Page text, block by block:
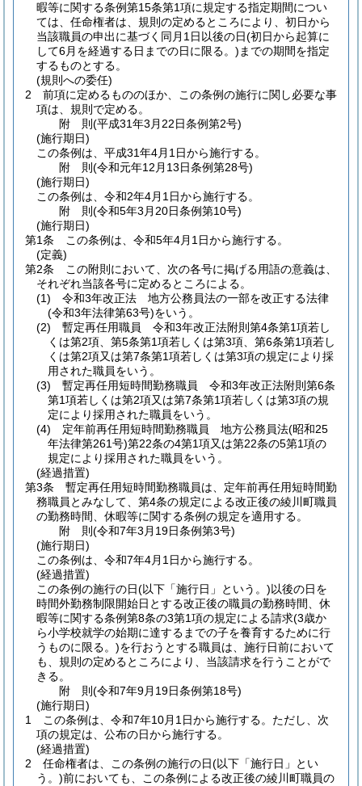
暇等に関する条例第15条第1項に規定する指定期間につい
ては、任命権者は、規則の定めるところにより、初日から
当該職員の申出に基づく同月1日以後の日(初日から起算に
して6月を経過する日までの日に限る。) までの期間を指定
するものとする。
(規則への委任)
2
前項に定めるもののほか、この条例の施行に関し必要な事
項は、規則で定める。
附 則(平成31年3月22日条例第2号)
(施行期日)
この条例は、平成31年4月1日から施行する。
附 則(令和元年12月13日条例第28号)
(施行期日)
この条例は、令和2年4月1日から施行する。
附 則(令和5年3月20日条例第10号)
(施行期日)
第1条
この条例は、令和5年4月1日から施行する。
(定義)
第2条
この附則において、次の各号に掲げる用語の意義は、
それぞれ当該各号に定めるところによる。
(1)
令和3年改正法 地方公務員法の一部を改正する法律
(令和3年法律第63号)をいう。
(2)
暫定再任用職員 令和3年改正法附則第4条第1項若し
くは第2項、第5条第1項若しくは第3項、第6条第1項若し
くは第2項又は第7条第1項若しくは第3項の規定により採
用された職員をいう。
(3)
暫定再任用短時間勤務職員 令和3年改正法附則第6条
第1項若しくは第2項又は第7条第1項若しくは第3項の規
定により採用された職員をいう。
(4)
定年前再任用短時間勤務職員 地方公務員法(昭和25
年法律第261号)第22条の4第1項又は第22条の5第1項の
規定により採用された職員をいう。
(経過措置)
第3条
暫定再任用短時間勤務職員は、定年前再任用短時間勤
務職員とみなして、第4条の規定による改正後の綾川町職員
の勤務時間、休暇等に関する条例の規定を適用する。
附 則(令和7年3月19日条例第3号)
(施行期日)
この条例は、令和7年4月1日から施行する。
(経過措置)
この条例の施行の日(以下「施行日」という。)以後の日を
時間外勤務制限開始日とする改正後の職員の勤務時間、休
暇等に関する条例第8条の3第1項の規定による請求(3歳か
ら小学校就学の始期に達するまでの子を養育するために行
うものに限る。)を行おうとする職員は、施行日前において
も、規則の定めるところにより、当該請求を行うことがで
きる。
附 則(令和7年9月19日条例第18号)
(施行期日)
1
この条例は、令和7年10月1日から施行する。 ただし、次
項の規定は、公布の日から施行する。
(経過措置)
2
任命権者は、この条例の施行の日(以下「施行日」とい
う。)前においても、この条例による改正後の綾川町職員の